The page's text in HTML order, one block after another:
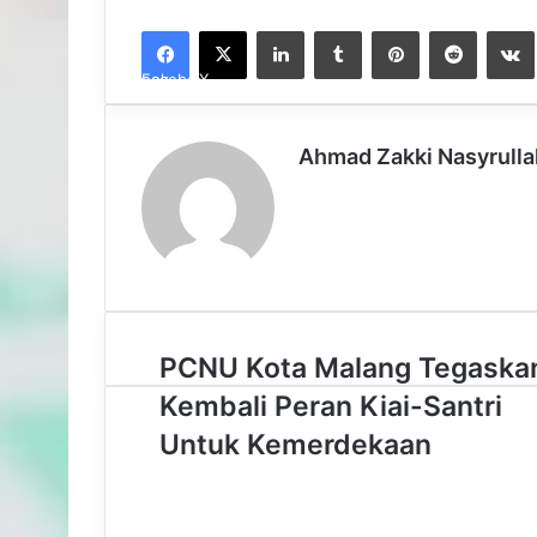
Facebook X
Ahmad Zakki
P
C
N
U
K
PCNU Kota Malang
Kembali Peran Kiai-Santri
Untuk Kemerdekaan